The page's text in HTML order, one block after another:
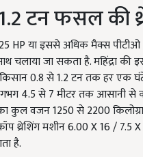
टन फसल की
HP या इससे अधिक मैक्स पीटीओ
चलाया जा सकता है. महिंद्रा की
0.8 से 1.2 टन तक हर एक
4.5 से 7 मीटर तक आसानी
कुल वजन 1250 से 2200
थ्रेशिंग मशीन 6.00 X 16 / 7.5
है.